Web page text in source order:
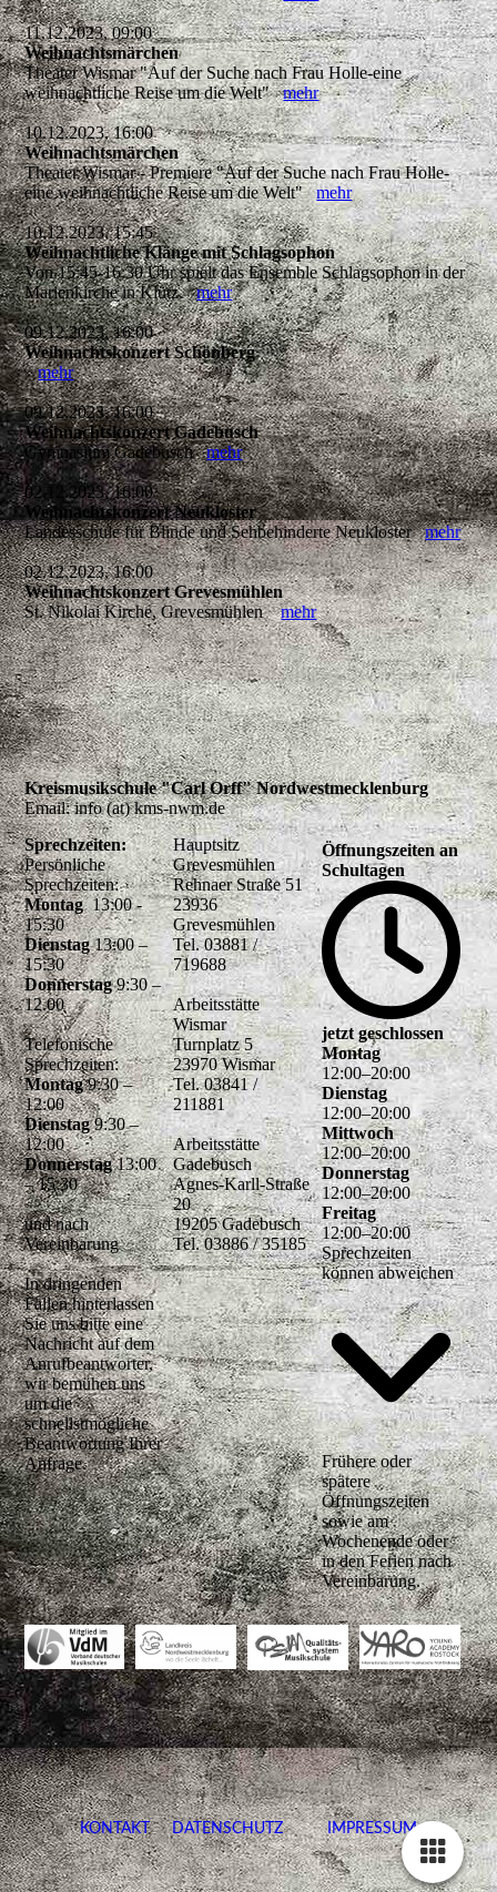
11.12.2023, 09:00
Weihnachtsmärchen
Theater Wismar "Auf der Suche nach Frau Holle-eine
weihnachtliche Reise um die Welt"mehr
10.12.2023, 16:00
Weihnachtsmärchen
Theater Wismar - Premiere "Auf der Suche nach Frau Holle-
eine weihnachtliche Reise um die Welt"mehr
10.12.2023, 15:45
Weihnachtliche Klänge mit Schlagsophon
Von 15:45-16:30 Uhr spielt das Ensemble Schlagsophon in der
Marienkirche in Klütz.mehr
09.12.2023, 16:00
Weihnachtskonzert Schönberg
mehr
09.12.2023, 16:00
Weihnachtskonzert Gadebusch
Gymnasium Gadebuschmehr
02.12.2023, 16:00
Weihnachtskonzert Neukloster
Landesschule für Blinde und Sehbehinderte Neuklostermehr
02.12.2023, 16:00
Weihnachtskonzert Grevesmühlen
St. Nikolai Kirche, Grevesmühlenmehr
Kreismusikschule "Carl Orff" Nordwestmecklenburg
Email: info (at) kms-nwm.de
Sprechzeiten:
Persönliche
Sprechzeiten:
Montag13:00 -
15:30
Dienstag13:00 –
15:30
Donnerstag9:30 –
12.00
Telefonische
Sprechzeiten:
Montag9:30 –
12:00
Dienstag9:30 –
12:00
Donnerstag13:00
– 15:30
und nach
Vereinbarung
In dringenden
Fällen hinterlassen
Sie uns bitte eine
Nachricht auf dem
Anrufbeantworter,
wir bemühen uns
um die
schnellstmögliche
Beantwortung Ihrer
Anfrage.
Hauptsitz
Grevesmühlen
Rehnaer Straße 51
23936
Grevesmühlen
Tel. 03881 /
719688
Arbeitsstätte
Wismar
Turnplatz 5
23970 Wismar
Tel. 03841 /
211881
Arbeitsstätte
Gadebusch
Agnes-Karll-Straße
20
19205 Gadebusch
Tel. 03886 / 35185
Öffnungszeiten an
Schultagen
jetzt geschlossen
Montag
12:00–20:00
Dienstag
12:00–20:00
Mittwoch
12:00–20:00
Donnerstag
12:00–20:00
Freitag
12:00–20:00
Sprechzeiten
können abweichen
Frühere oder
spätere
Öffnungszeiten
sowie am
Wochenende oder
in den Ferien nach
Vereinbarung.
KONTAKT DATENSCHUTZIMPRESSUM